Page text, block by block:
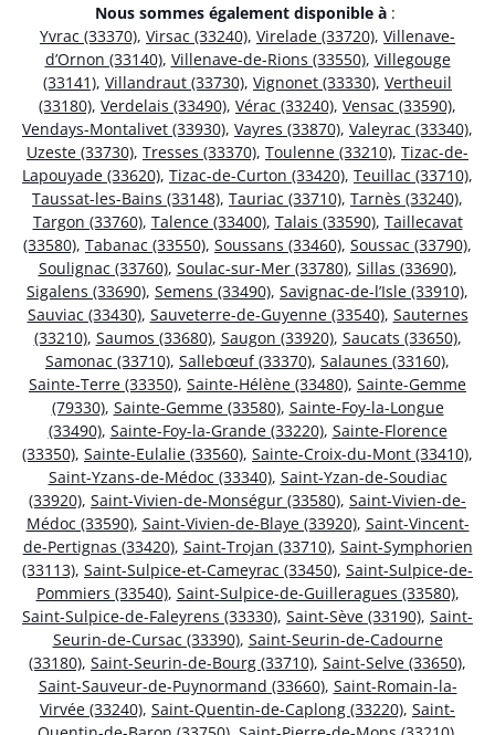
Nous sommes également disponible à :
Yvrac (33370), Virsac (33240), Virelade (33720), Villenave-
d’Ornon (33140), Villenave-de-Rions (33550), Villegouge
(33141), Villandraut (33730), Vignonet (33330), Vertheuil
(33180), Verdelais (33490), Vérac (33240), Vensac (33590),
Vendays-Montalivet (33930), Vayres (33870), Valeyrac (33340),
Uzeste (33730), Tresses (33370), Toulenne (33210), Tizac-de-
Lapouyade (33620), Tizac-de-Curton (33420), Teuillac (33710),
Taussat-les-Bains (33148), Tauriac (33710), Tarnès (33240),
Targon (33760), Talence (33400), Talais (33590), Taillecavat
(33580), Tabanac (33550), Soussans (33460), Soussac (33790),
Soulignac (33760), Soulac-sur-Mer (33780), Sillas (33690),
Sigalens (33690), Semens (33490), Savignac-de-l’Isle (33910),
Sauviac (33430), Sauveterre-de-Guyenne (33540), Sauternes
(33210), Saumos (33680), Saugon (33920), Saucats (33650),
Samonac (33710), Sallebœuf (33370), Salaunes (33160),
Sainte-Terre (33350), Sainte-Hélène (33480), Sainte-Gemme
(79330), Sainte-Gemme (33580), Sainte-Foy-la-Longue
(33490), Sainte-Foy-la-Grande (33220), Sainte-Florence
(33350), Sainte-Eulalie (33560), Sainte-Croix-du-Mont (33410),
Saint-Yzans-de-Médoc (33340), Saint-Yzan-de-Soudiac
(33920), Saint-Vivien-de-Monségur (33580), Saint-Vivien-de-
Médoc (33590), Saint-Vivien-de-Blaye (33920), Saint-Vincent-
de-Pertignas (33420), Saint-Trojan (33710), Saint-Symphorien
(33113), Saint-Sulpice-et-Cameyrac (33450), Saint-Sulpice-de-
Pommiers (33540), Saint-Sulpice-de-Guilleragues (33580),
Saint-Sulpice-de-Faleyrens (33330), Saint-Sève (33190), Saint-
Seurin-de-Cursac (33390), Saint-Seurin-de-Cadourne
(33180), Saint-Seurin-de-Bourg (33710), Saint-Selve (33650),
Saint-Sauveur-de-Puynormand (33660), Saint-Romain-la-
Virvée (33240), Saint-Quentin-de-Caplong (33220), Saint-